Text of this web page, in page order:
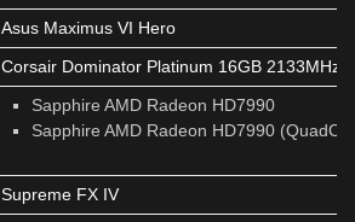
Asus Maximus VI Hero
Corsair Dominator Platinum 16GB 2133MHz
Sapphire AMD Radeon HD7990
Sapphire AMD Radeon HD7990
Supreme FX IV